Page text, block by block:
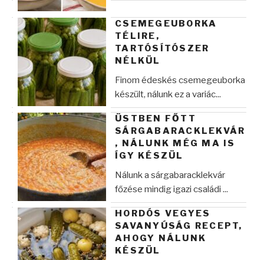
CSEMEGEUBORKA
TÉLIRE,
TARTÓSÍTÓSZER
NÉLKÜL
Finom édeskés csemegeuborka
készült, nálunk ez a variác...
ÜSTBEN FŐTT
SÁRGABARACKLEKVÁR
, NÁLUNK MÉG MA IS
ÍGY KÉSZÜL
Nálunk a sárgabaracklekvár
főzése mindig igazi családi ...
HORDÓS VEGYES
SAVANYÚSÁG RECEPT,
AHOGY NÁLUNK
KÉSZÜL